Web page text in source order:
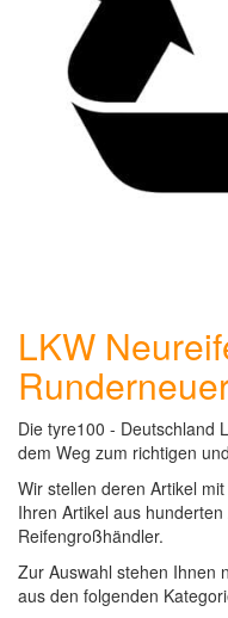
LKW
Die tyre100 - Deutschland
dem Weg zum richtigen
Wir stellen deren Artikel
Ihren Artikel aus
Reifengroßhändler.
Zur Auswahl stehen Ihnen
aus den folgenden